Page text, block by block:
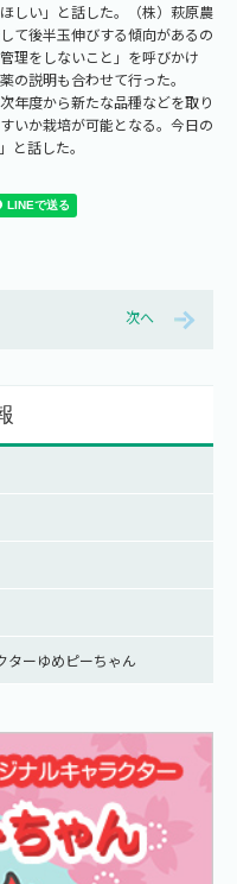
しい」と話した。（株）萩原農
て後半玉伸びする傾向があるの
理をしないこと」を呼びかけ
の説明も合わせて行った。
年度から新たな品種などを取り
いか栽培が可能となる。今日の
と話した。
次へ
ターゆめピーちゃん